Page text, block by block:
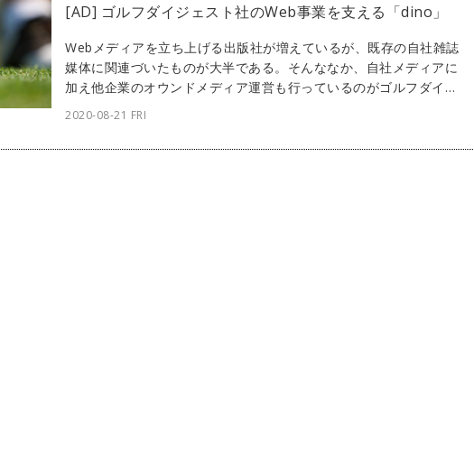
[AD] ゴルフダイジェスト社のWeb事業を支える「dino」
Webメディアを立ち上げる出版社が増えているが、既存の自社雑誌
媒体に関連づいたものが大半である。そんななか、自社メディアに
加え他企業のオウンドメディア運営も行っているのがゴルフダイジ
Webメディアの背景と展望について話を聞いた。
2020-08-21 FRI